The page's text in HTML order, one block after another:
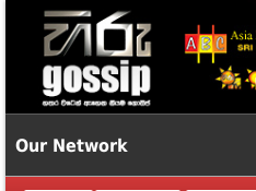
Our Network